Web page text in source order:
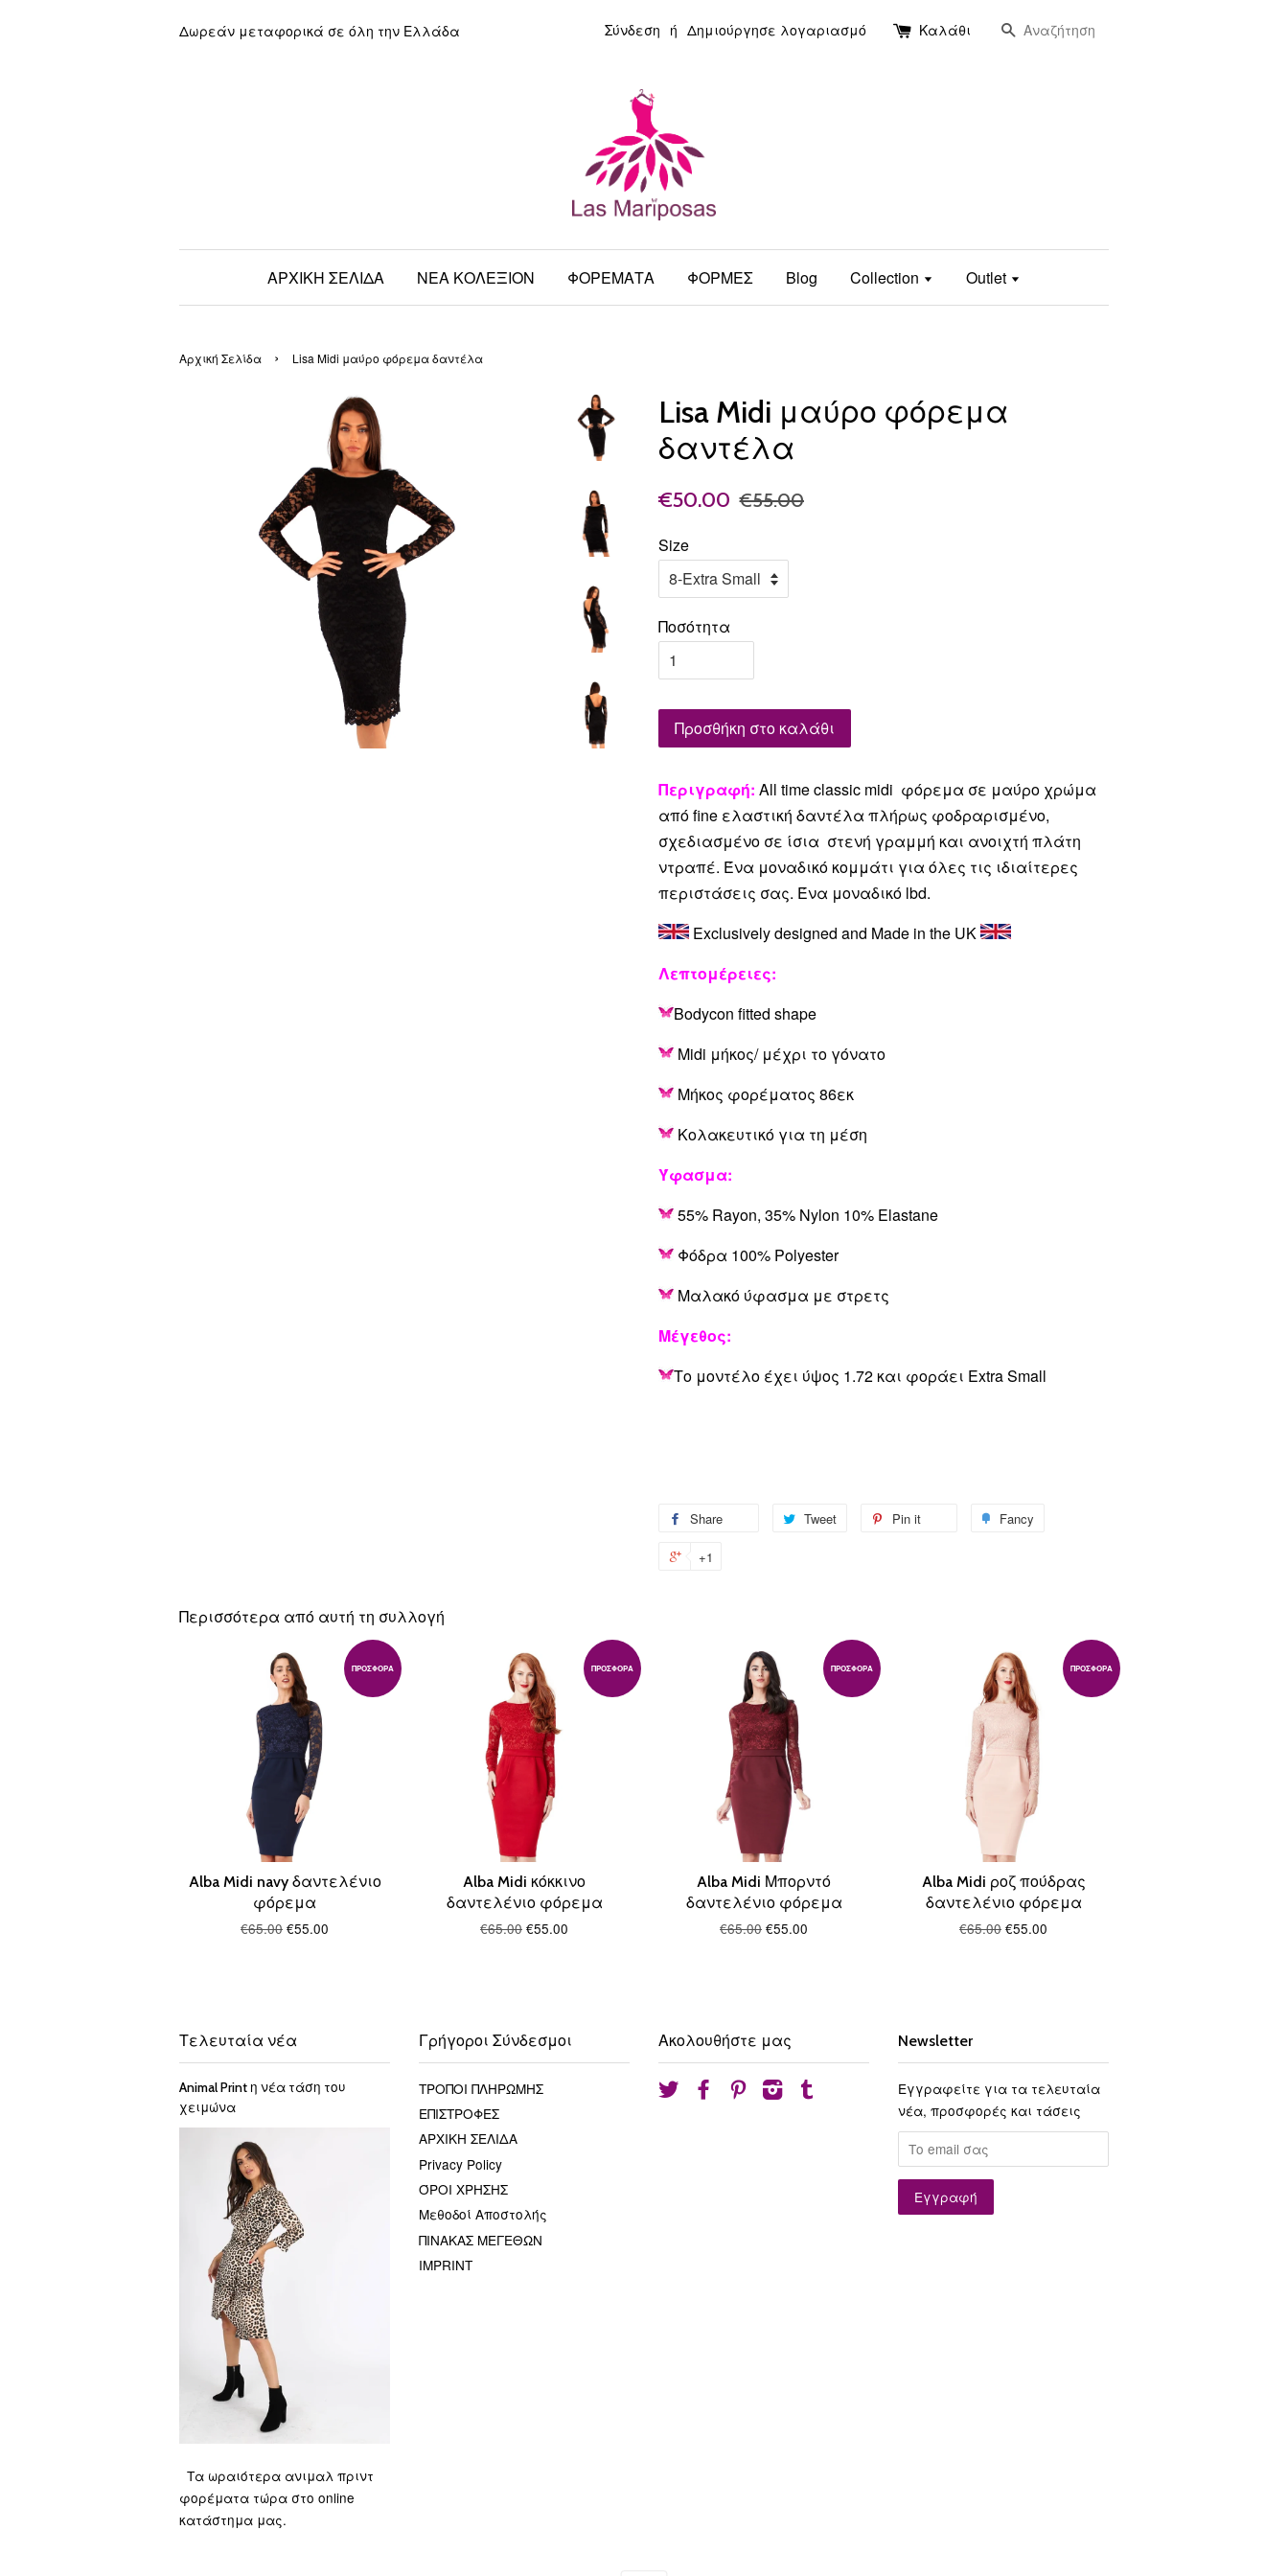
Δωρεάν μεταφορικά σε όλη την Ελλάδα Σύνδεση ή Δημιούργησε λογαριασμό Καλάθι Αναζήτηση
ΑΡΧΙΚΗ ΣΕΛΙΔΑ ΝΕΑ ΚΟΛΕΞΙΟΝ ΦΟΡΕΜΑΤΑ ΦΟΡΜΕΣ Blog Collection Outlet
Αρχική Σελίδα › Lisa Midi μαύρο φόρεμα δαντέλα
Lisa Midi μαύρο φόρεμα
δαντέλα
€50.00 €55.00
Size
Ποσότητα
Προσθήκη στο καλάθι
Περιγραφή: All time classic midi φόρεμα σε μαύρο χρώμα
από fine ελαστική δαντέλα πλήρως φοδραρισμένο,
σχεδιασμένο σε ίσια στενή γραμμή και ανοιχτή πλάτη
ντραπέ. Ένα μοναδικό κομμάτι για όλες τις ιδιαίτερες
περιστάσεις σας. Ένα μοναδικό lbd.
Exclusively designed and Made in the UK
Λεπτομέρειες:
Bodycon fitted shape
Midi μήκος/ μέχρι το γόνατο
Μήκος φορέματος 86εκ
Κολακευτικό για τη μέση
Ύφασμα:
55% Rayon, 35% Nylon 10% Elastane
Φόδρα 100% Polyester
Μαλακό ύφασμα με στρετς
Μέγεθος:
Το μοντέλο έχει ύψος 1.72 και φοράει Extra Small
Share
Share
Tweet
Tweet
Pin it Fancy
+1
Περισσότερα από αυτή τη συλλογή
ΠΡΟΣΦΟΡΆ
Alba Midi navy δαντελένιο
φόρεμα
€65.00 €55.00
ΠΡΟΣΦΟΡΆ
Alba Midi κόκκινο
δαντελένιο φόρεμα
€65.00 €55.00
ΠΡΟΣΦΟΡΆ
Alba Midi Μπορντό
δαντελένιο φόρεμα
€65.00 €55.00
ΠΡΟΣΦΟΡΆ
Alba Midi ροζ πούδρας
δαντελένιο φόρεμα
€65.00 €55.00
Τελευταία νέα
Animal Print η νέα τάση του
χειμώνα
Τα ωραιότερα ανιμαλ πριντ
φορέματα τώρα στο online
κατάστημα μας.
Γρήγοροι Σύνδεσμοι
ΤΡΟΠΟΙ ΠΛΗΡΩΜΗΣ
ΕΠΙΣΤΡΟΦΕΣ
ΑΡΧΙΚΗ ΣΕΛΙΔΑ
Privacy Policy
ΌΡΟΙ ΧΡΗΣΗΣ
Μεθοδοί Αποστολής
ΠΙΝΑΚΑΣ ΜΕΓΕΘΩΝ
IMPRINT
Ακολουθήστε μας
Twitter FacebookPinterestInstagram
Newsletter
Εγγραφείτε για τα τελευταία
νέα, προσφορές και τάσεις